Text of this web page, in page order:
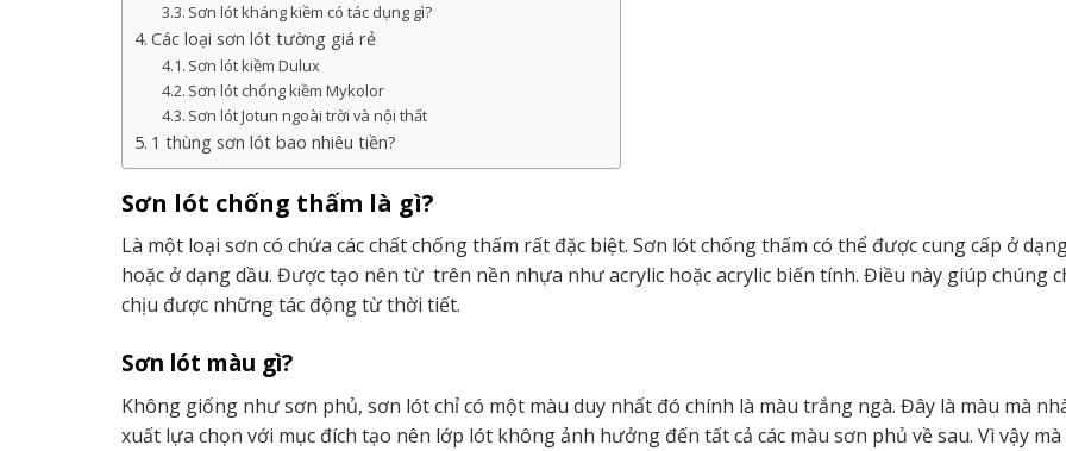
Sơn lót kháng kiềm có tác dụng gì?
Các loại sơn lót tường giá rẻ
Sơn lót kiềm Dulux
Sơn lót chống kiềm Mykolor
Sơn lót Jotun ngoài trời và nội thất
1 thùng sơn lót bao nhiêu tiền?
Sơn lót chống thấm là gì?
Là một loại sơn có chứa các chất chống thấm rất đặc biệt. Sơn lót chống thấm có thể được cung cấp ở
hoặc ở dạng dầu. Được tạo nên từ trên nền nhựa như acrylic hoặc acrylic biến tính. Điều này giúp chúng
chịu được những tác động từ thời tiết.
Sơn lót màu gì?
Không giống như sơn phủ, sơn lót chỉ có một màu duy nhất đó chính là màu trắng ngà. Đây là màu mà
xuất lựa chọn với mục đích tạo nên lớp lót không ảnh hưởng đến tất cả các màu sơn phủ về sau. Vì vậy mà